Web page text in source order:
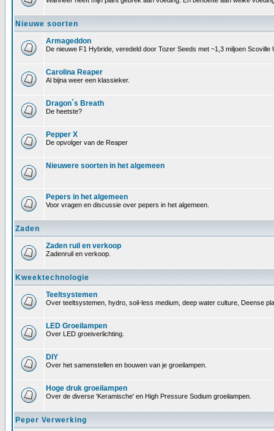
Nieuwe soorten
Armageddon
De nieuwe F1 Hybride, veredeld door Tozer Seeds met ~1,3 miljoen Scoville
Carolina Reaper
Al bijna weer een klassieker.
Dragon´s Breath
De heetste?
Pepper X
De opvolger van de Reaper
Nieuwere soorten in het algemeen
Pepers in het algemeen
Voor vragen en discussie over pepers in het algemeen.
Zaden
Zaden ruil en verkoop
Zadenruil en verkoop.
Kweektechnologie
Teeltsystemen
Over teeltsystemen, hydro, soil-less medium, deep water culture, Deense
LED Groeilampen
Over LED groeiverlichting.
DIY
Over het samenstellen en bouwen van je groeilampen.
Hoge druk groeilampen
Over de diverse 'Keramische' en High Pressure Sodium groeilampen.
Peper Verwerking